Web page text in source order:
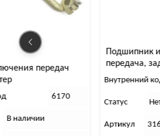
Подшипник игольчатый (1-я
передача, задний ход) 5-ступ
“Даймос”
19788
Нет в наличии
3163-00-1701281-00